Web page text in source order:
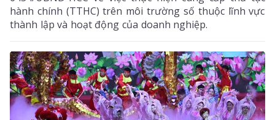
hành chính (TTHC) trên môi trường số thuộc lĩnh vực
thành lập và hoạt động của doanh nghiệp.